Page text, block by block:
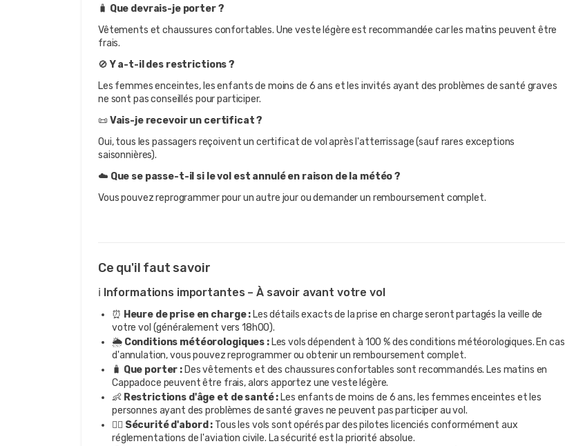
🧳 Que devrais-je porter ?
Vêtements et chaussures confortables. Une veste légère est recommandée car les matins peuvent être
frais.
🚫 Y a-t-il des restrictions ?
Les femmes enceintes, les enfants de moins de 6 ans et les invités ayant des problèmes de santé graves
ne sont pas conseillés pour participer.
📜 Vais-je recevoir un certificat ?
Oui, tous les passagers reçoivent un certificat de vol après l'atterrissage (sauf rares exceptions
saisonnières).
☁️ Que se passe-t-il si le vol est annulé en raison de la météo ?
Vous pouvez reprogrammer pour un autre jour ou demander un remboursement complet.
Ce qu'il faut savoir
ℹ️ Informations importantes – À savoir avant votre vol
⏰ Heure de prise en charge : Les détails exacts de la prise en charge seront partagés la veille de
votre vol (généralement vers 18h00).
🌦️ Conditions météorologiques :Les vols dépendent à 100 % des conditions météorologiques. En cas
d'annulation, vous pouvez reprogrammer ou obtenir un remboursement complet.
🧳 Que porter : Des vêtements et des chaussures confortables sont recommandés. Les matins en
Cappadoce peuvent être frais, alors apportez une veste légère.
👶 Restrictions d'âge et de santé : Les enfants de moins de 6 ans, les femmes enceintes et les
personnes ayant des problèmes de santé graves ne peuvent pas participer au vol.
🧑‍✈️ Sécurité d'abord : Tous les vols sont opérés par des pilotes licenciés conformément aux
réglementations de l'aviation civile. La sécurité est la priorité absolue.